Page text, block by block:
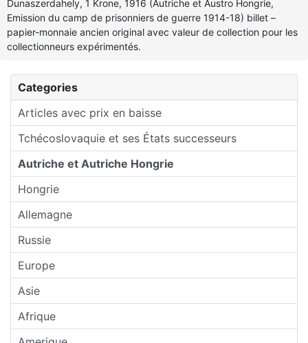
Categories
Articles avec prix en baisse
Tchécoslovaquie et ses États successeurs
Autriche et Autriche Hongrie
Hongrie
Allemagne
Russie
Europe
Asie
Afrique
Dunaszerdahely, 1 Krone, 1916 (Autriche et Austro Hongrie,
Emission du camp de prisonniers de guerre 1914-18) billet –
papier-monnaie ancien original avec valeur de collection pour les
collectionneurs expérimentés.